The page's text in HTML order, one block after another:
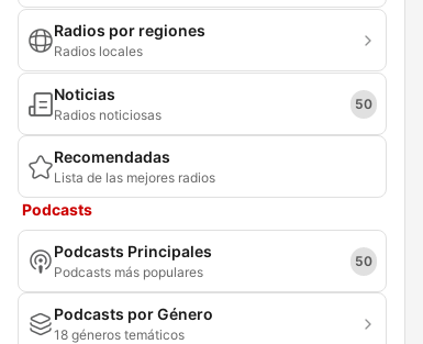
Radios por regiones
Radios locales
Noticias
Radios noticiosas
50
Recomendadas
Lista de las mejores radios
Podcasts
Podcasts Principales
Podcasts más populares
50
Podcasts por Género
18 géneros temáticos